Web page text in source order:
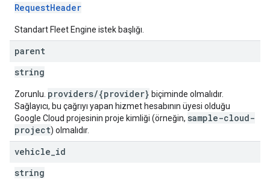
RequestHeader
Standart Fleet Engine istek başlığı.
parent
string
Zorunlu. providers/{provider} biçiminde olmalıdır.
Sağlayıcı, bu çağrıyı yapan hizmet hesabının üyesi olduğu
Google Cloud projesinin proje kimliği (örneğin, sample-cloud-
project) olmalıdır.
vehicle id
string